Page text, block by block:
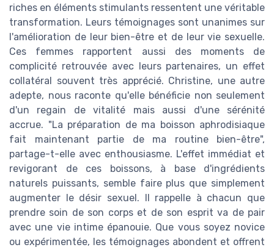
riches en éléments stimulants ressentent une véritable
transformation. Leurs témoignages sont unanimes sur
l'amélioration de leur bien-être et de leur vie sexuelle.
Ces femmes rapportent aussi des moments de
complicité retrouvée avec leurs partenaires, un effet
collatéral souvent très apprécié. Christine, une autre
adepte, nous raconte qu'elle bénéficie non seulement
d'un regain de vitalité mais aussi d'une sérénité
accrue. "La préparation de ma boisson aphrodisiaque
fait maintenant partie de ma routine bien-être",
partage-t-elle avec enthousiasme. L'effet immédiat et
revigorant de ces boissons, à base d'ingrédients
naturels puissants, semble faire plus que simplement
augmenter le désir sexuel. Il rappelle à chacun que
prendre soin de son corps et de son esprit va de pair
avec une vie intime épanouie. Que vous soyez novice
ou expérimentée, les témoignages abondent et offrent